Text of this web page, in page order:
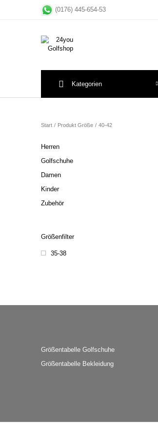
(0176) 445-654-53
Kategorien
Start / Produkt Größe / 40-42
Herren
Golfschuhe
Damen
Kinder
Zubehör
Größenfilter
35-38
Größentabelle Golfschuhe
Größentabelle Bekleidung